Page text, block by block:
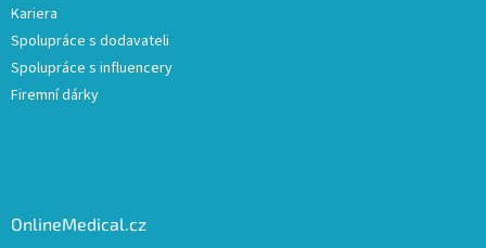
Kariera
Spolupráce s dodavateli
Spolupráce s influencery
Firemní dárky
OnlineMedical.cz